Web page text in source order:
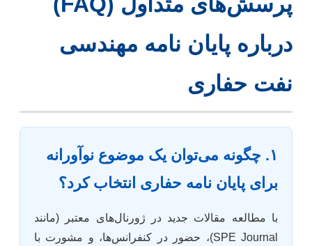
درباره پایان نامه مهندسی
نفت حفاری
۱. چگونه می‌توان یک موضوع نوآورانه
برای پایان نامه حفاری انتخاب کرد؟
با مطالعه مقالات جدید در ژورنال‌های معتبر (مانند
SPE Journal)، حضور در کنفرانس‌ها، و مشورت با